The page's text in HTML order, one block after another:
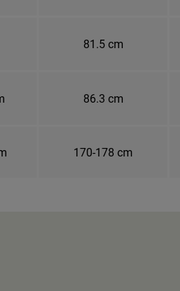
81.5 cm
86.3 cm
170-178 cm